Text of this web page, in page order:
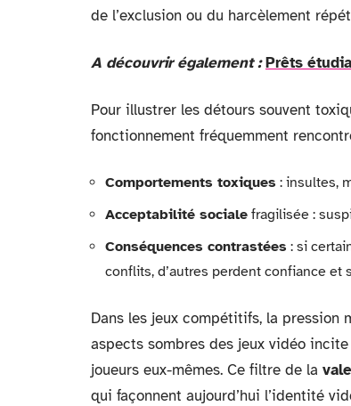
de l’exclusion ou du harcèlement
A découvrir également : Prêts
Pour illustrer les détours souvent
fonctionnement fréquemment
Comportements toxiques : insultes,
Acceptabilité sociale fragilisée :
Conséquences contrastées : si
conflits, d’autres perdent confiance et
Dans les jeux compétitifs, la pression
aspects sombres des jeux vidéo
joueurs eux-mêmes. Ce filtre de la
qui façonnent aujourd’hui l’identité